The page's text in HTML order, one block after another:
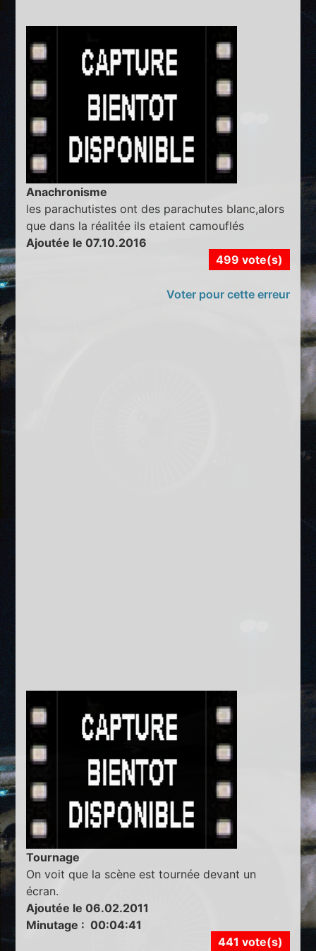
Anachronisme
les parachutistes ont des parachutes blanc,alors
que dans la réalitée ils etaient camouflés
Ajoutée le 07.10.2016
499 vote(s)
Voter pour cette erreur
Tournage
On voit que la scène est tournée devant un
écran.
Ajoutée le 06.02.2011
Minutage : 00:04:41
441 vote(s)